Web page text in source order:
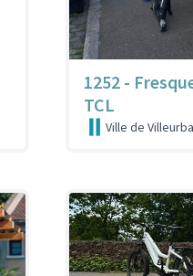
1252 -
TCL
Ville de